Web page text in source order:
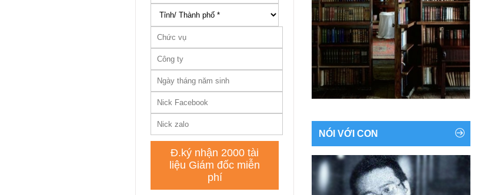
NÓI VỚI CON